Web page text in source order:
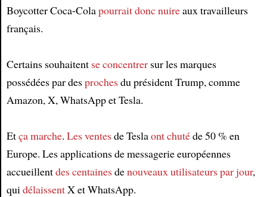
Boycotter Coca-Colapourrait donc nuireaux travailleurs
français.
Certains souhaitent se concentrersur les marques
possédées par desprochesdu président Trump, comme
Amazon, X, WhatsApp et Tesla.
Etça marche. Les ventesde Teslaont chutéde 50 % en
Europe. Les applications de messagerie européennes
accueillentdes centainesdenouveaux utilisateurspar jour,
quidélaissentX et WhatsApp.